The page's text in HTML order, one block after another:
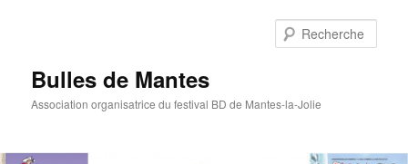
Bulles de Mantes
Association organisatrice du festival BD de Mantes-la-Jolie